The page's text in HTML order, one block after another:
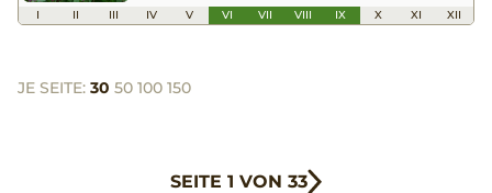
I II III IV V VI VII VIII IX X XI XII
JE SEITE: 30 50 100 150
SEITE 1 VON 33